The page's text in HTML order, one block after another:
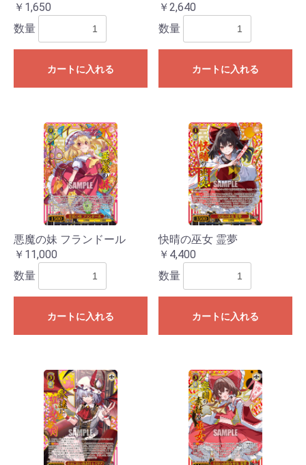
￥1,650
数量
カートに入れる
￥2,640
数量
カートに入れる
悪魔の妹 フランドール
￥11,000
数量
カートに入れる
快晴の巫女 霊夢
￥4,400
数量
カートに入れる